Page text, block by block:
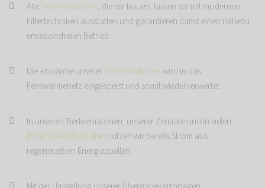
AlleTierkrematorien, die wir bauen, lassen wir mit modernen
Filtertechniken ausstatten und garantieren damit einen nahezu
emissionsfreien Betrieb.
Die Abwärme unsererTierkrematorienwird in das
Fernwärmenetz eingespeist und somit wiederverwertet.
In unseren Tierkrematorien, unserer Zentrale und in vielen
ROSENGARTEN-Filialen nutzen wir bereits Strom aus
regenerativen Energiequellen.